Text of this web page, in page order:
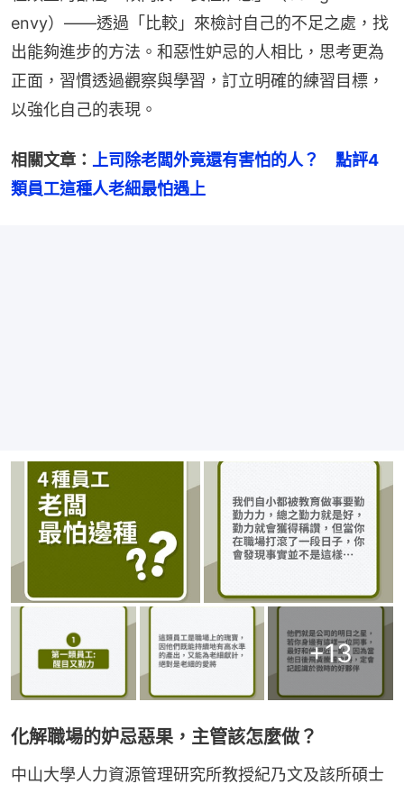
envy）——透過「比較」來檢討自己的不足之處，找
出能夠進步的方法。和惡性妒忌的人相比，思考更為
正面，習慣透過觀察與學習，訂立明確的練習目標，
以強化自己的表現。
相關文章：
上司除老闆外竟還有害怕的人？　點評4
類員工這種人老細最怕遇上
+13
化解職場的妒忌惡果，主管該怎麼做？
中山大學人力資源管理研究所教授紀乃文及該所碩士